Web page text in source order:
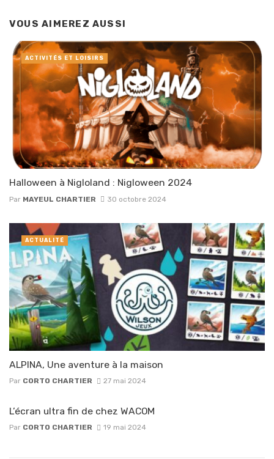
VOUS AIMEREZ AUSSI
Halloween à Nigloland : Nigloween 2024
Par MAYEUL CHARTIER 30 octobre 2024
ACTIVITÉS ET LOISIRS
ALPINA, Une aventure à la maison
Par CORTO CHARTIER 27 mai 2024
ACTUALITÉ
L’écran ultra fin de chez WACOM
Par CORTO CHARTIER 19 mai 2024